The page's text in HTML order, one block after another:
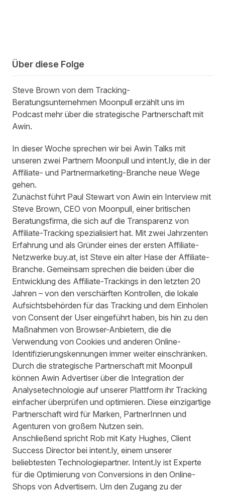
Über diese Folge
Steve Brown von dem Tracking-
Beratungsunternehmen Moonpull erzählt uns im
Podcast mehr über die strategische Partnerschaft mit
Awin.
In dieser Woche sprechen wir bei Awin Talks mit
unseren zwei Partnern Moonpull und intent.ly, die in der
Affiliate- und Partnermarketing-Branche neue Wege
gehen.
Zunächst führt Paul Stewart von Awin ein Interview mit
Steve Brown, CEO von Moonpull, einer britischen
Beratungsfirma, die sich auf die Transparenz von
Affiliate-Tracking spezialisiert hat. Mit zwei Jahrzenten
Erfahrung und als Gründer eines der ersten Affiliate-
Netzwerke buy.at, ist Steve ein alter Hase der Affiliate-
Branche. Gemeinsam sprechen die beiden über die
Entwicklung des Affiliate-Trackings in den letzten 20
Jahren – von den verschärften Kontrollen, die lokale
Aufsichtsbehörden für das Tracking und dem Einholen
von Consent der User eingeführt haben, bis hin zu den
Maßnahmen von Browser-Anbietern, die die
Verwendung von Cookies und anderen Online-
Identifizierungskennungen immer weiter einschränken.
Durch die strategische Partnerschaft mit Moonpull
können Awin Advertiser über die Integration der
Analysetechnologie auf unserer Plattform ihr Tracking
einfacher überprüfen und optimieren. Diese einzigartige
Partnerschaft wird für Marken, PartnerInnen und
Agenturen von großem Nutzen sein.
Anschließend spricht Rob mit Katy Hughes, Client
Success Director bei intent.ly, einem unserer
beliebtesten Technologiepartner. Intent.ly ist Experte
für die Optimierung von Conversions in den Online-
Shops von Advertisern. Um den Zugang zu der